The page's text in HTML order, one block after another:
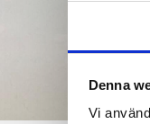
Denna
Vi